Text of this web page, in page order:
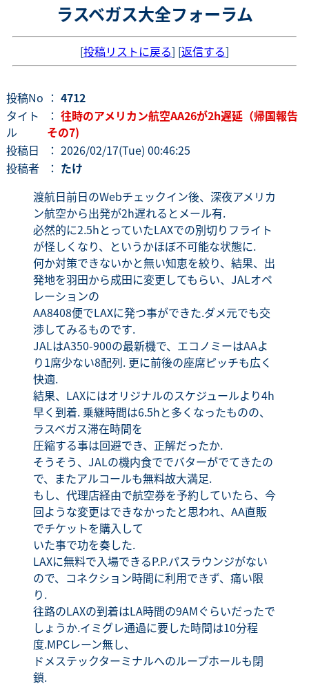
ラスベガス大全フォーラム
[投稿リストに戻る] [返信する]
投稿No ： 4712
タイト
ル
： 往時のアメリカン航空AA26が2h遅延（帰国報告
その7)
投稿日
： 2026/02/17(Tue) 00:46:25
投稿者
： たけ
渡航日前日のWebチェックイン後、深夜アメリカ
ン航空から出発が2h遅れるとメール有.
必然的に2.5hとっていたLAXでの別切りフライト
が怪しくなり、というかほぼ不可能な状態に.
何か対策できないかと無い知恵を絞り、結果、出
発地を羽田から成田に変更してもらい、JALオペ
レーションの
AA8408便でLAXに発つ事ができた.ダメ元でも交
渉してみるものです.
JALはA350-900の最新機で、エコノミーはAAよ
り1席少ない8配列. 更に前後の座席ピッチも広く
快適.
結果、LAXにはオリジナルのスケジュールより4h
早く到着. 乗継時間は6.5hと多くなったものの、
ラスベガス滞在時間を
圧縮する事は回避でき、正解だったか.
そうそう、JALの機内食ででバターがでてきたの
で、またアルコールも無料故大満足.
もし、代理店経由で航空券を予約していたら、今
回ような変更はできなかったと思われ、AA直販
でチケットを購入して
いた事で功を奏した.
LAXに無料で入場できるP.P.パスラウンジがない
ので、コネクション時間に利用できず、痛い限
り.
往路のLAXの到着はLA時間の9AMぐらいだったで
しょうか.イミグレ通過に要した時間は10分程
度.MPCレーン無し、
ドメステックターミナルへのループホールも閉
鎖.